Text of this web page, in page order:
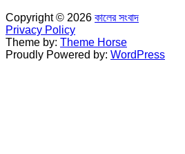
Copyright © 2026 কালের সংবাদ
Privacy Policy
Theme by: Theme Horse
Proudly Powered by: WordPress